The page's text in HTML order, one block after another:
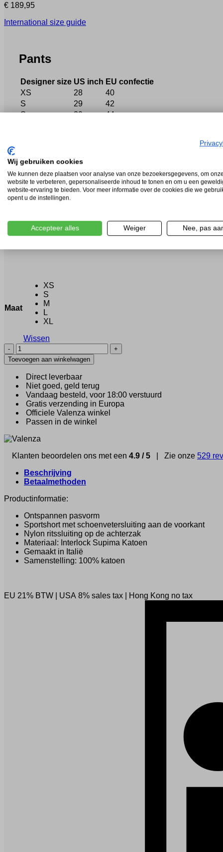
€ 189,95
International size guide
Pants
Designer size US inch EU confectie
XS
28
40
S
29
42
S
30
44
L
35
XXL
38
56
XXXL
40 58
Maat
XS
S
M
L
XL
Wissen
VALENZA
-
Short
angel
blue
(40675)
aantal
Toevoegen aan winkelwagen
Direct leverbaar
Niet goed, geld terug
Vandaag besteld, voor 18:00 verstuurd
Gratis verzending in Europa
Officiele Valenza winkel
Passen in de winkel
Klanten beoordelen ons met een 4.9 / 5 | Zie onze 529
Beschrijving
Betaalmethoden
Productinformatie:
Ontspannen pasvorm
Sportshort met schoenvetersluiting aan de voorkant
Nylon ritssluiting op de achterzak
Materiaal: Interlock Supima Katoen
Gemaakt in Italië
Samenstelling: 100% katoen
EU 21% BTW USA 8% sales tax Hong Kong no tax
Wij gebruiken cookies
We kunnen deze plaatsen voor analyse van onze bezoekersgegevens, om onze
website te verbeteren, gepersonaliseerde inhoud te tonen en om u een
website-ervaring te bieden. Voor meer informatie over de cookies die we
opent u de instellingen.
Accepteer alles Weiger Nee, pas